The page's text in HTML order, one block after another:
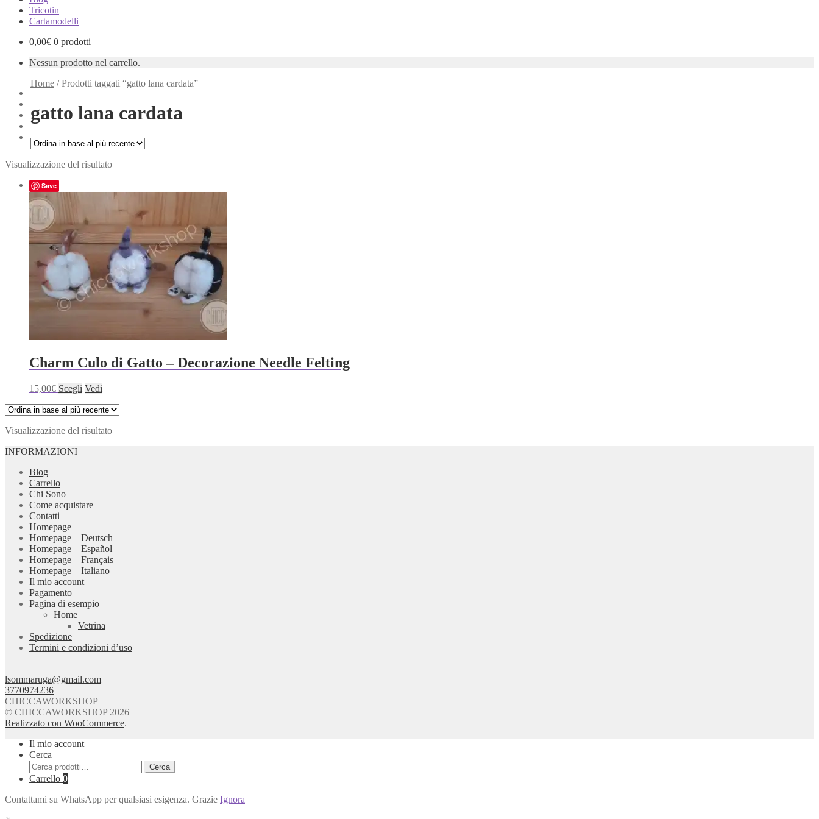
Tricotin
Cartamodelli
0,00€ 0 prodotti
Nessun prodotto nel carrello.
Home /Prodotti taggati “gatto lana cardata”
gatto lana cardata
Visualizzazione del risultato
Save
Charm Culo di Gatto – Decorazione Needle Felting
15,00€ Scegli Questo
ha
varianti.
pagina
Vedi
Visualizzazione del risultato
INFORMAZIONI
Blog
Carrello
Chi Sono
Come acquistare
Contatti
Homepage
Homepage – Deutsch
Homepage – Español
Homepage – Français
Homepage – Italiano
Il mio account
Pagamento
Pagina di esempio
Home
Vetrina
Spedizione
Termini e condizioni d’uso
lsommaruga@gmail.com
3770974236
CHICCAWORKSHOP
© CHICCAWORKSHOP 2026
Realizzato con WooCommerce.
Il mio account
Cerca
Cerca:
Cerca
Carrello 0
Contattami su WhatsApp per qualsiasi esigenza. Grazie Ignora